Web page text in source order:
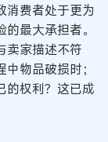
消费者处于更为
最大承担者。
卖家描述不符
物品破损时；
的权利？这已成